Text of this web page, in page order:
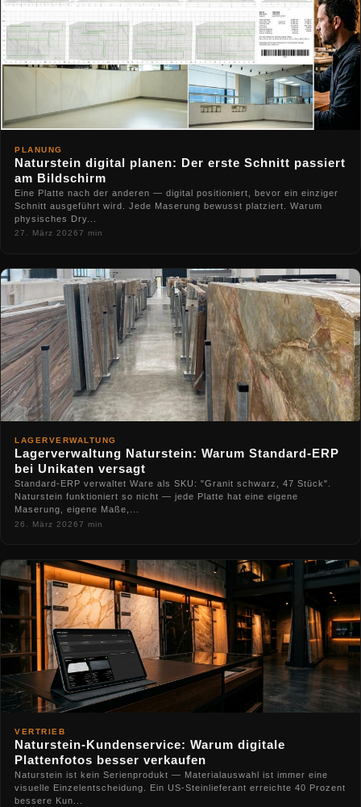
PLANUNG
Naturstein digital planen: Der erste Schnitt passiert
am Bildschirm
Eine Platte nach der anderen — digital positioniert, bevor ein einziger
Schnitt ausgeführt wird. Jede Maserung bewusst platziert. Warum
physisches Dry...
27. März 20267 min
LAGERVERWALTUNG
Lagerverwaltung Naturstein: Warum Standard-ERP
bei Unikaten versagt
Standard-ERP verwaltet Ware als SKU: "Granit schwarz, 47 Stück".
Naturstein funktioniert so nicht — jede Platte hat eine eigene
Maserung, eigene Maße,...
26. März 20267 min
VERTRIEB
Naturstein-Kundenservice: Warum digitale
Plattenfotos besser verkaufen
Naturstein ist kein Serienprodukt — Materialauswahl ist immer eine
visuelle Einzelentscheidung. Ein US-Steinlieferant erreichte 40 Prozent
bessere Kun...